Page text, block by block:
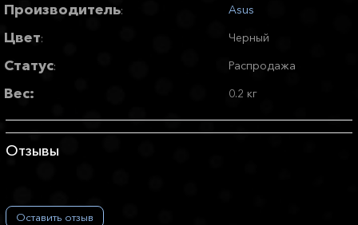
Производитель: Asus
Цвет: Черный
Статус: Распродажа
Вес: 0.2 кг
Отзывы
Оставить отзыв